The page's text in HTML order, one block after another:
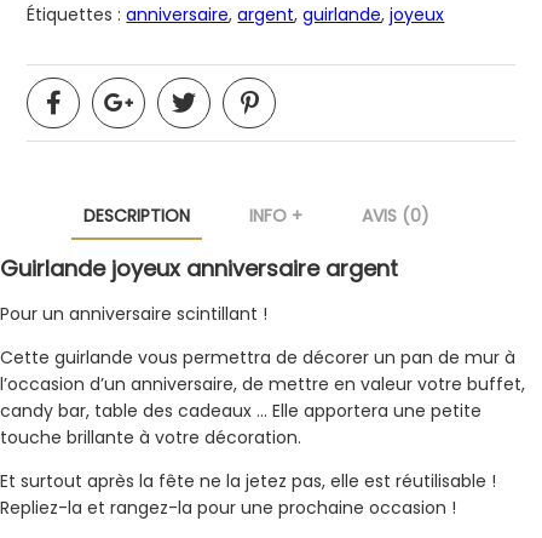
Étiquettes :anniversaire,argent,guirlande,joyeux
DESCRIPTION INFO + AVIS (0)
Guirlande joyeux anniversaire argent
Pour un anniversaire scintillant !
Cette guirlande vous permettra de décorer un pan de mur à
l’occasion d’un anniversaire, de mettre en valeur votre buffet,
candy bar, table des cadeaux … Elle apportera une petite
touche brillante à votre décoration.
Et surtout après la fête ne la jetez pas, elle est réutilisable !
Repliez-la et rangez-la pour une prochaine occasion !